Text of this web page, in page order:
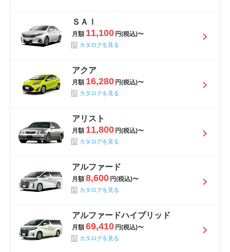
ＳＡＩ
月額 11,100 円(税込)〜
カタログを見る
アクア
月額 16,280 円(税込)〜
カタログを見る
アリスト
月額 11,800 円(税込)〜
カタログを見る
アルファード
月額 8,600 円(税込)〜
カタログを見る
アルファードハイブリッド
月額 69,410 円(税込)〜
カタログを見る